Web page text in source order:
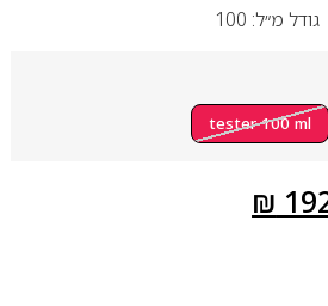
גודל מ״ל: 100
tester 100 ml
₪